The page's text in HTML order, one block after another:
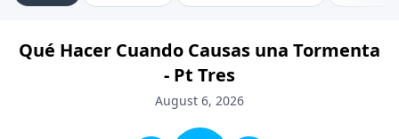
Qué Hacer Cuando Causas una Tormenta
- Pt Tres
August 6, 2026